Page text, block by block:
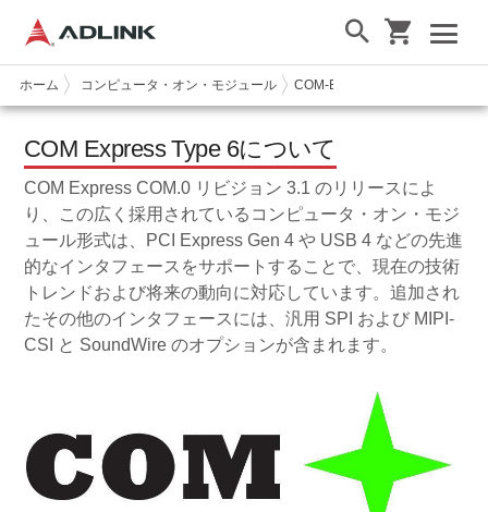
ホーム コンピュータ・オン・モジュール COM-Express
COM Express Type 6について
COM Express COM.0 リビジョン 3.1 のリリースによ
り、この広く採用されているコンピュータ・オン・モジ
ュール形式は、PCI Express Gen 4 や USB 4 などの先進
的なインタフェースをサポートすることで、現在の技術
トレンドおよび将来の動向に対応しています。追加され
たその他のインタフェースには、汎用 SPI および MIPI-
CSI と SoundWire のオプションが含まれます。